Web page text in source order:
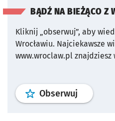
BĄDŹ NA BIEŻĄCO Z
Kliknij „obserwuj”, aby
Wrocławiu. Najciekawsze
www.wroclaw.pl znajdziesz
Obserwuj profil